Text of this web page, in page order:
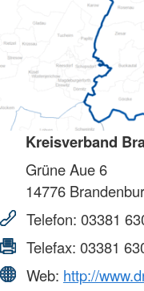
Kreisverband
Grüne Aue 6
14776
Telefon: 03381
Telefax: 03381
Web: http://